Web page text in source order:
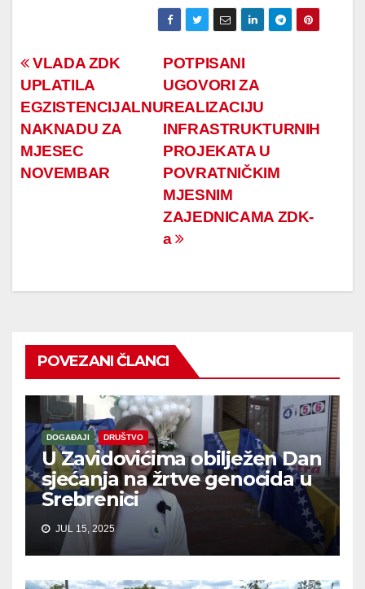
Navigacija
članaka
POTPISANI
UGOVORI ZA
REALIZACIJU
INFRASTRUKTURNIH
PROJEKATA U
POVRATNIČKIM
MJESNIM
ZAJEDNICAMA ZDK-
a
VLADA ZDK
UPLATILA
EGZISTENCIJALNU
NAKNADU ZA
MJESEC
NOVEMBAR
POVEZANI ČLANCI
DOGAĐAJI DRUŠTVO
U Zavidovićima obilježen Dan
sjećanja na žrtve genocida u
Srebrenici
JUL 15, 2025